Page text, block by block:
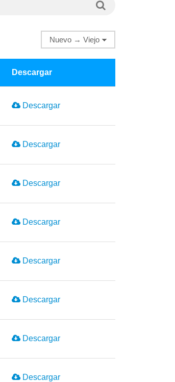
Descargar
Descargar
Descargar
Descargar
Descargar
Descargar
Descargar
Descargar
Descargar